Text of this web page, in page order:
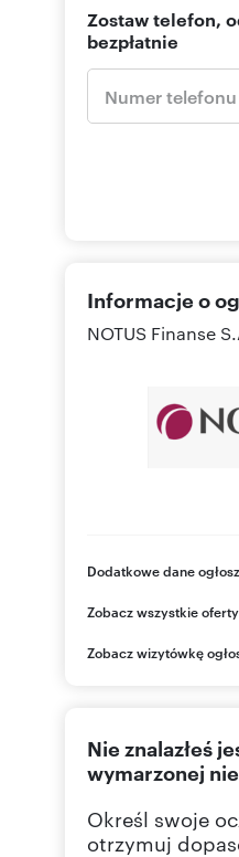
Zostaw telefon,
bezpłatnie
Informacje o
NOTUS Finanse
Dodatkowe dane
Warszawa
PL
+48731
Zobacz wszystkie
Zobacz wizytówkę
Nie znalazłeś
wymarzonej
Określ swoje
otrzymuj